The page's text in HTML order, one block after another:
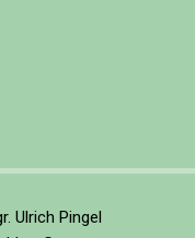
Ulrich Pingel